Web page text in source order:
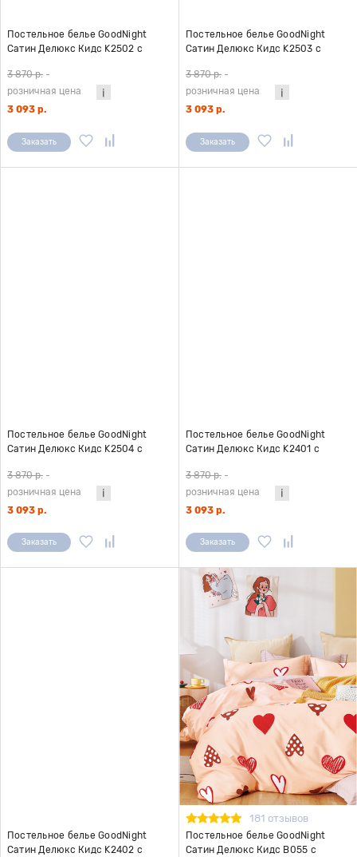
Постельное белье GoodNight
Сатин Делюкс Кидс K2502 с
3 870 р. -
розничная цена
3 093 р.
Заказать
Постельное белье GoodNight
Сатин Делюкс Кидс K2503 с
3 870 р. -
розничная цена
3 093 р.
Заказать
Постельное белье GoodNight
Сатин Делюкс Кидс K2504 с
3 870 р. -
розничная цена
3 093 р.
Заказать
Постельное белье GoodNight
Сатин Делюкс Кидс K2401 с
3 870 р. -
розничная цена
3 093 р.
Заказать
Постельное белье GoodNight
Сатин Делюкс Кидс K2402 с
181 отзывов
Постельное белье GoodNight
Сатин Делюкс Кидс В055 с